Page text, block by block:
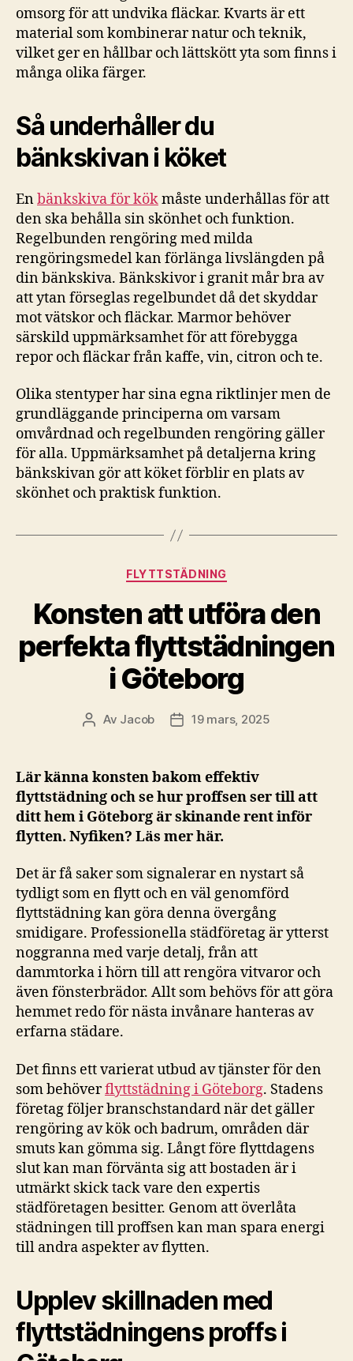
omsorg för att undvika fläckar. Kvarts är ett
material som kombinerar natur och teknik,
vilket ger en hållbar och lättskött yta som finns i
många olika färger.
Så underhåller du
bänkskivan i köket
Enbänkskiva för kökmåste underhållas för att
den ska behålla sin skönhet och funktion.
Regelbunden rengöring med milda
rengöringsmedel kan förlänga livslängden på
din bänkskiva. Bänkskivor i granit mår bra av
att ytan förseglas regelbundet då det skyddar
mot vätskor och fläckar. Marmor behöver
särskild uppmärksamhet för att förebygga
repor och fläckar från kaffe, vin, citron och te.
Olika stentyper har sina egna riktlinjer men de
grundläggande principerna om varsam
omvårdnad och regelbunden rengöring gäller
för alla. Uppmärksamhet på detaljerna kring
bänkskivan gör att köket förblir en plats av
skönhet och praktisk funktion.
Kategorier
FLYTTSTÄDNING
Konsten att utföra den
perfekta flyttstädningen
i Göteborg
Inläggsförfattare
Av Jacob Inläggsdatum
19 mars, 2025
Lär känna konsten bakom effektiv
flyttstädning och se hur proffsen ser till att
ditt hem i Göteborg är skinande rent inför
flytten. Nyfiken? Läs mer här.
Det är få saker som signalerar en nystart så
tydligt som en flytt och en väl genomförd
flyttstädning kan göra denna övergång
smidigare. Professionella städföretag är ytterst
noggranna med varje detalj, från att
dammtorka i hörn till att rengöra vitvaror och
även fönsterbrädor. Allt som behövs för att göra
hemmet redo för nästa invånare hanteras av
erfarna städare.
Det finns ett varierat utbud av tjänster för den
som behöverflyttstädning i Göteborg. Stadens
företag följer branschstandard när det gäller
rengöring av kök och badrum, områden där
smuts kan gömma sig. Långt före flyttdagens
slut kan man förvänta sig att bostaden är i
utmärkt skick tack vare den expertis
städföretagen besitter. Genom att överlåta
städningen till proffsen kan man spara energi
till andra aspekter av flytten.
Upplev skillnaden med
flyttstädningens proffs i